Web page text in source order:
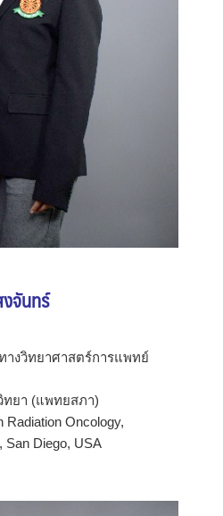
จันทร์
งวิทยาศาสตร์การแพทย์
ทยา (แพทยสภา)
Radiation Oncology,
San Diego, USA